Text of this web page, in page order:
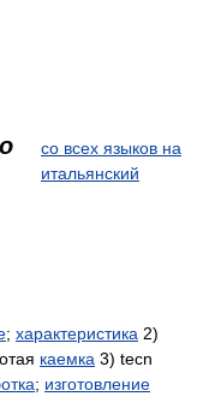
со всех языков на
итальянский
; характеристика 2)
каемка 3) tecn
; изготовление